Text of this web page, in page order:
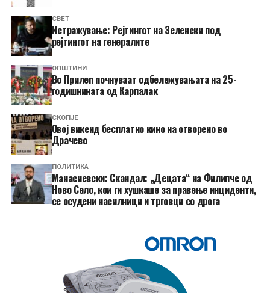
СВЕТ
Истражување: Рејтингот на Зеленски под
рејтингот на генералите
ОПШТИНИ
Во Прилеп почнуваат одбележувањата на 25-
годишнината од Карпалак
СКОПЈЕ
​Овој викенд бесплатно кино на отворено во
Драчево
ПОЛИТИКА
Манасиевски: Скандал: „Децата“ на Филипче од
Ново Село, кои ги хушкаше за правење инциденти,
се осудени насилници и трговци со дрога